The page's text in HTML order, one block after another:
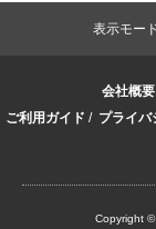
表示モー
会社概要
ご利用ガイド / プライバ
Copyright